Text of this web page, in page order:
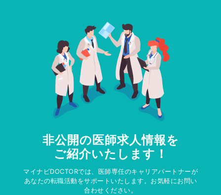
非公開の医師求人情報を
ご紹介いたします！
マイナビDOCTORでは、医師専任のキャリアパートナーが
あなたの転職活動をサポートいたします。お気軽にお問い
合わせください。